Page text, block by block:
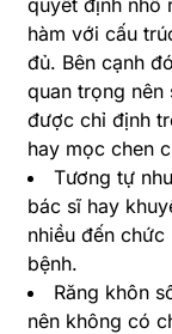
hàm với cấu
đủ. Bên cạnh
quan trọng nên
được chỉ định
hay mọc chen
Tương tự
bác sĩ hay
nhiều đến
bệnh.
Răng khôn
nên không có